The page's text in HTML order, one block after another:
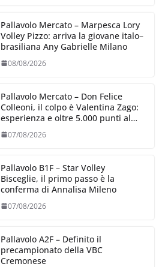
Pallavolo Mercato – Marpesca Lory
Volley Pizzo: arriva la giovane italo–
brasiliana Any Gabrielle Milano
08/08/2026
Pallavolo Mercato – Don Felice
Colleoni, il colpo è Valentina Zago:
esperienza e oltre 5.000 punti al
07/08/2026
Pallavolo B1F – Star Volley
Bisceglie, il primo passo è la
conferma di Annalisa Mileno
07/08/2026
Pallavolo A2F – Definito il
precampionato della VBC
Cremonese